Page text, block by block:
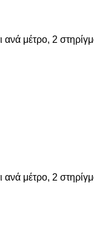
ανά μέτρο, 2
ανά μέτρο, 2